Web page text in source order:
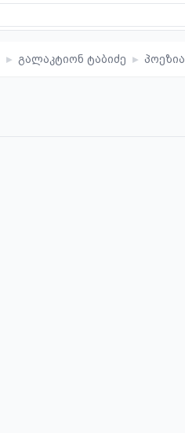
▸ გალაკტიონ ტაბიძე ▸ პოეზია